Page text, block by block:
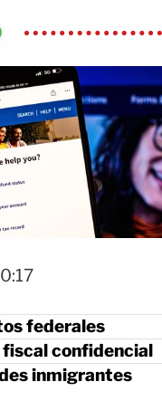
federales
confidencial
inmigrantes